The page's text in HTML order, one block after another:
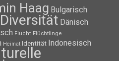
Haag Bulgarisch
Diversität Dänisch
Flucht Flüchtlinge
Heimat Identität Indonesisch